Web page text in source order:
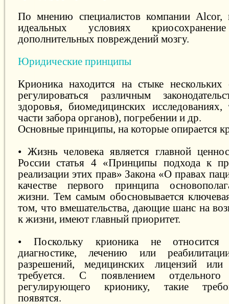
По мнению специалистов компании Alcor,
идеальных условиях
дополнительных повреждений мозгу.
Юридические принципы
Крионика находится на стыке
регулироваться различным
здоровья, биомедицинских исследованиях,
части забора органов), погребении и др.
Основные принципы, на которые опирается
• Жизнь человека является главной
России статья 4 «Принципы подхода к
реализации этих прав» Закона «О правах
качестве первого принципа
жизни. Тем самым обосновывается
том, что вмешательства, дающие шанс на
к жизни, имеют главный приоритет.
• Поскольку крионика не относится
диагностике, лечению или
разрешений, медицинских лицензий или
требуется. С появлением отдельного
регулирующего крионику, такие
появятся.